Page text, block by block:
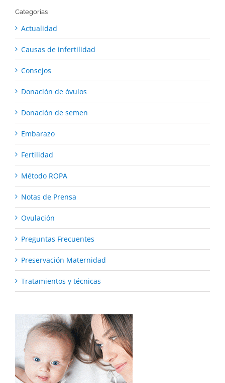
Categorías
Actualidad
Causas de infertilidad
Consejos
Donación de óvulos
Donación de semen
Embarazo
Fertilidad
Método ROPA
Notas de Prensa
Ovulación
Preguntas Frecuentes
Preservación Maternidad
Tratamientos y técnicas